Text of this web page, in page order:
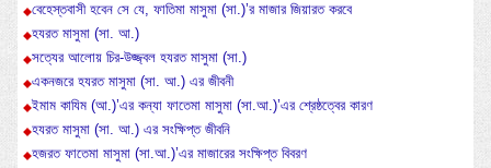
বেহেস্তবাসী হবেন সে যে, ফাতিমা মাসুমা (সা.)’র মাজার জিয়ারত করবে
হযরত মাসুমা (সা. আ.)
সত্যের আলোয় চির-উজ্জ্বল হযরত মাসুমা (সা.)
একনজরে হযরত মাসুমা (সা. আ.) এর জীবনী
ইমাম কাযিম (আ.)’এর কন্যা ফাতেমা মাসুমা (সা.আ.)’এর শ্রেষ্ঠত্বের কারণ
হযরত মাসুমা (সা. আ.) এর সংক্ষিপ্ত জীবনি
হজরত ফাতেমা মাসুমা (সা.আ.)’এর মাজারের সংক্ষিপ্ত বিবরণ